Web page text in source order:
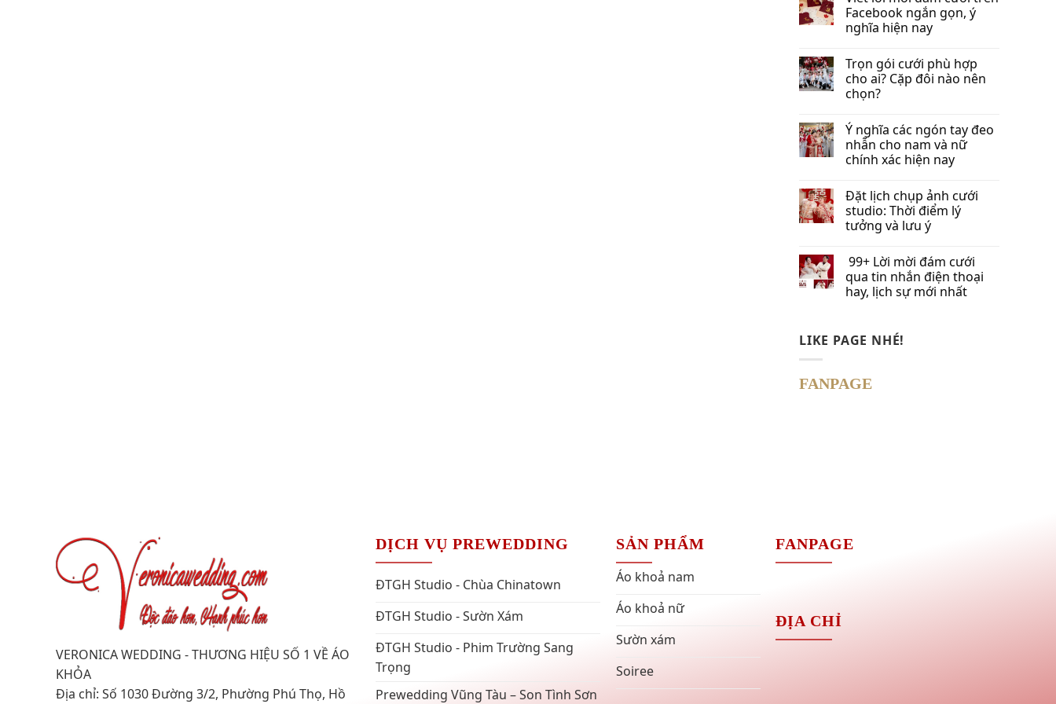
Facebook​ ngắn gọn, ý
nghĩa hiện nay
Trọn gói cưới phù hợp
cho ai? Cặp đôi nào nên
chọn?
Ý nghĩa các ngón tay đeo
nhẫn cho nam và nữ
chính xác hiện nay
Đặt lịch chụp ảnh cưới
studio: Thời điểm lý
tưởng và lưu ý
99+ Lời mời đám cưới
qua tin nhắn​ điện thoại
hay, lịch sự mới nhất
LIKE PAGE NHÉ!
FANPAGE
VERONICA WEDDING - THƯƠNG HIỆU SỐ 1 VỀ ÁO
KHỎA
Địa chỉ: Số 1030 Đường 3/2, Phường Phú Thọ, Hồ
DỊCH VỤ PREWEDDING
ĐTGH Studio - Chùa Chinatown
ĐTGH Studio - Sườn Xám
ĐTGH Studio - Phim Trường Sang
Trọng
Prewedding Vũng Tàu – Son Tình Sơn
SẢN PHẨM
Áo khoả nam
Áo khoả nữ
Sườn xám
Soiree
FANPAGE
ĐỊA CHỈ